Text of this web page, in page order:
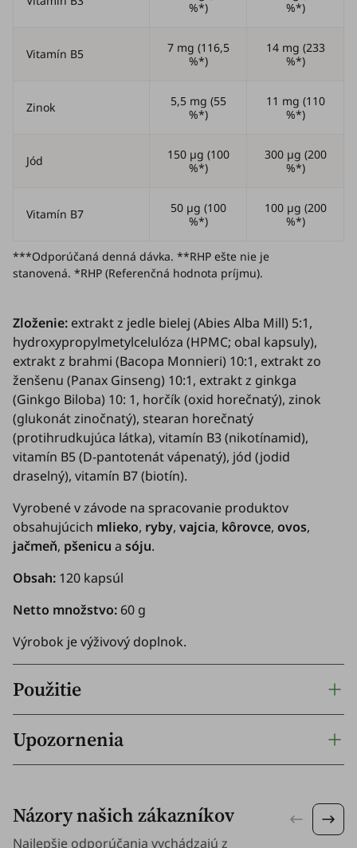
%*)
%*)
Vitamín B5
7 mg (116,5
%*)
14 mg (233
%*)
Zinok
5,5 mg (55
%*)
11 mg (110
%*)
Jód
150 µg (100
%*)
300 µg (200
%*)
Vitamín B7
50 µg (100
%*)
100 µg (200
%*)
***Odporúčaná denná dávka. **RHP ešte nie je
stanovená. *RHP (Referenčná hodnota príjmu).
Zloženie: extrakt z jedle bielej (Abies Alba Mill) 5:1,
hydroxypropylmetylcelulóza (HPMC; obal kapsuly),
extrakt z brahmi (Bacopa Monnieri) 10:1, extrakt zo
ženšenu (Panax Ginseng) 10:1, extrakt z ginkga
(Ginkgo Biloba) 10: 1, horčík (oxid horečnatý), zinok
(glukonát zinočnatý), stearan horečnatý
(protihrudkujúca látka), vitamín B3 (nikotínamid),
vitamín B5 (D-pantotenát vápenatý), jód (jodid
draselný), vitamín B7 (biotín).
Vyrobené v závode na spracovanie produktov
obsahujúcich mlieko, ryby, vajcia, kôrovce, ovos,
jačmeň, pšenicu a sóju.
Obsah: 120 kapsúl
Netto množstvo: 60 g
Výrobok je výživový doplnok.
Použitie
Upozornenia
Názory našich zákazníkov
Najlepšie odporúčania vychádzajú z